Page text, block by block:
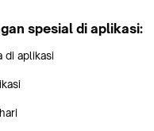
spesial di aplikasi:
di aplikasi